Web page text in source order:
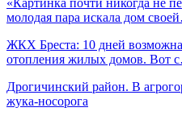
молодая пара искала дом
ЖКХ Бреста: 10 дней возможна
отопления жилых домов. Вот
Дрогичинский район. В
жука-носорога